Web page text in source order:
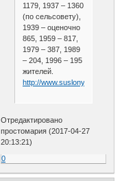
1179, 1937 – 1360
(по сельсовету),
1939 – оценочно
865, 1959 – 817,
1979 – 387, 1989
– 204, 1996 – 195
жителей.
http://www.suslony.ru/
Отредактировано
простомария (2017-04-27
20:13:21)
0